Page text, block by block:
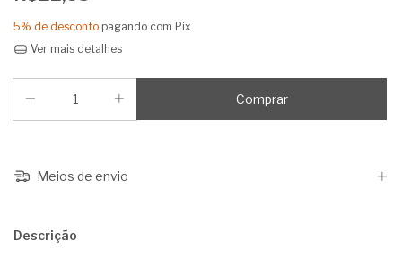
5% de desconto pagando com Pix
Ver mais detalhes
Meios de envio
Descrição